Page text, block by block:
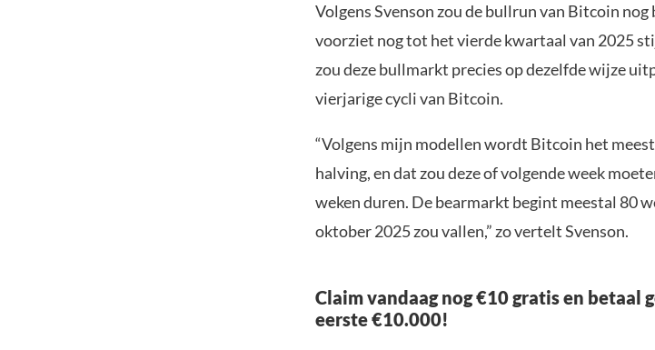
Volgens Svenson zou de bullrun van Bitcoin
voorziet nog tot het vierde kwartaal van 2025
zou deze bullmarkt precies op dezelfde wijze
vierjarige cycli van Bitcoin.
“Volgens mijn modellen wordt Bitcoin het
halving, en dat zou deze of volgende week
weken duren. De bearmarkt begint meestal 80
oktober 2025 zou vallen,” zo vertelt Svenson.
Claim vandaag nog €10 gratis en betaal
eerste €10.000!